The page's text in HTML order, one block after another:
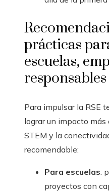
prácticas
escuelas,
Para impulsar la RSE
lograr un impacto más
STEM y la
recomendable:
Para escuelas:
proyectos con